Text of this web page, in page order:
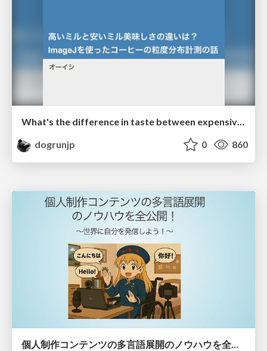
What's the difference in taste between expensive and cheap mills? Measuring coffee particle size distribution using ImageJ
dogrunjp
0 860